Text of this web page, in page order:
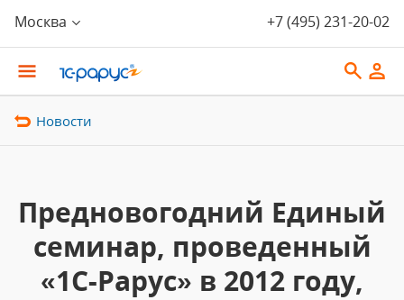
Москва +7 (495) 231-20-02
Новости
Предновогодний Единый
семинар, проведенный
«1С-Рарус» в 2012 году,